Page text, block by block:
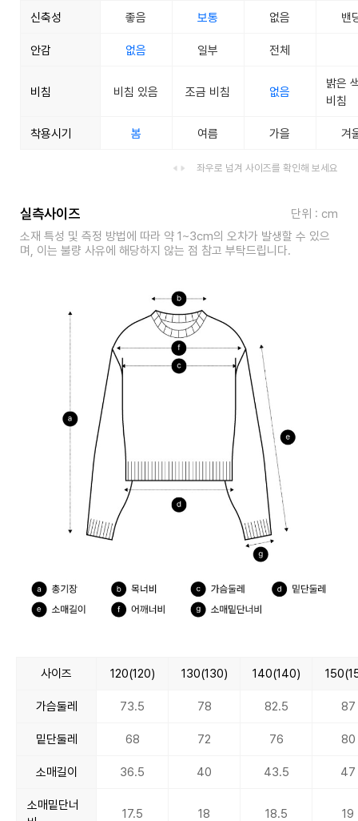
신축성 좋음 보통 없음 밴
안감 없음 일부 전체
비침 비침 있음 조금 비침 없음
밝은
비침
착용시기 봄 여름 가을 겨
좌우로 넘겨 사이즈를 확인해 보세요
실측사이즈
단위 : cm
소재 특성 및 측정 방법에 따라 약 1~3cm의 오차가 발생할 수 있으
며, 이는 불량 사유에 해당하지 않는 점 참고 부탁드립니다.
사이즈 120(120) 130(130) 140(140)
가슴둘레 73.5 78 82.5 87
밑단둘레 68 72 76 80
소매길이 36.5 40 43.5 47
소매밑단너
17.5 18 18.5 19